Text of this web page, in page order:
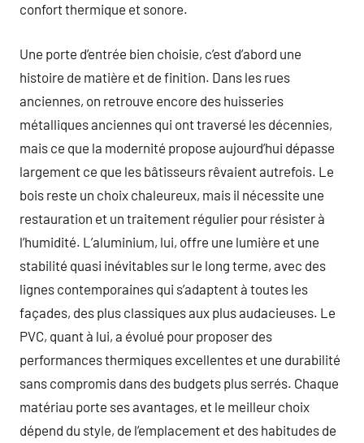
confort thermique et sonore.
Une porte d’entrée bien choisie, c’est d’abord une
histoire de matière et de finition. Dans les rues
anciennes, on retrouve encore des huisseries
métalliques anciennes qui ont traversé les décennies,
mais ce que la modernité propose aujourd’hui dépasse
largement ce que les bâtisseurs rêvaient autrefois. Le
bois reste un choix chaleureux, mais il nécessite une
restauration et un traitement régulier pour résister à
l’humidité. L’aluminium, lui, offre une lumière et une
stabilité quasi inévitables sur le long terme, avec des
lignes contemporaines qui s’adaptent à toutes les
façades, des plus classiques aux plus audacieuses. Le
PVC, quant à lui, a évolué pour proposer des
performances thermiques excellentes et une durabilité
sans compromis dans des budgets plus serrés. Chaque
matériau porte ses avantages, et le meilleur choix
dépend du style, de l’emplacement et des habitudes de